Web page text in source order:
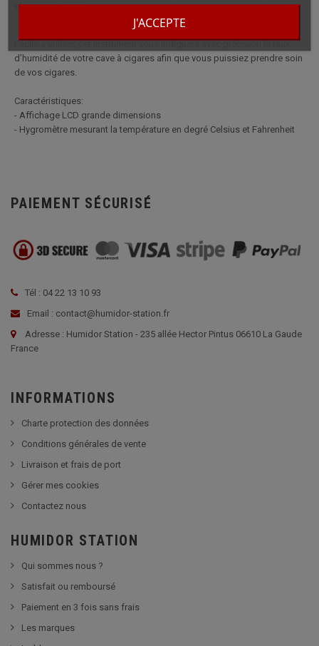
J'ACCEPTE
électronique gris.
Facile à utiliser, cet instrument vous indiquera avec précision le taux
d’humidité de votre cave à cigares afin que vous puissiez prendre soin
de vos cigares.
Caractéristiques:
- Affichage LCD grande dimensions
- Hygromètre mesurant la température en degré Celsius et Fahrenheit
PAIEMENT SÉCURISÉ
Tél : 04 22 13 10 93
Email : contact@humidor-station.fr
Adresse : Humidor Station - 235 allée Hector Pintus 06610 La Gaude
France
INFORMATIONS
Charte protection des données
Conditions générales de vente
Livraison et frais de port
Gérer mes cookies
Contactez nous
HUMIDOR STATION
Qui sommes nous ?
Satisfait ou remboursé
Paiement en 3 fois sans frais
Les marques